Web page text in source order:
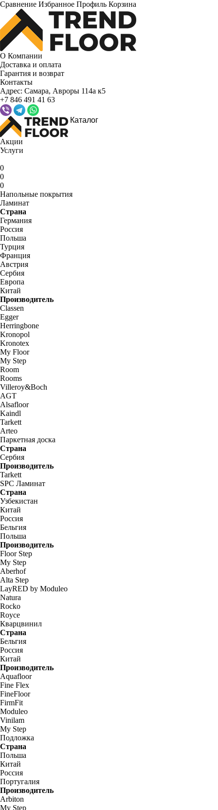
Сравнение Избранное Профиль Корзина
О Компании
Доставка и оплата
Гарантия и возврат
Контакты
Адрес: Самара, Авроры 114а к5
+7 846 491 41 63
Каталог
Акции
Услуги
0
0
0
Напольные покрытия
Ламинат
Страна
Германия
Россия
Польша
Турция
Франция
Австрия
Сербия
Европа
Китай
Производитель
Classen
Egger
Herringbone
Kronopol
Kronotex
My Floor
My Step
Room
Rooms
Villeroy&Boch
AGT
Alsafloor
Kaindl
Tarkett
Arteo
Паркетная доска
Страна
Сербия
Производитель
Tarkett
SPC Ламинат
Страна
Узбекистан
Китай
Россия
Бельгия
Польша
Производитель
Floor Step
My Step
Aberhof
Alta Step
LayRED by Moduleo
Natura
Rocko
Royce
Кварцвинил
Страна
Бельгия
Россия
Китай
Производитель
Aquafloor
Fine Flex
FineFloor
FirmFit
Moduleo
Vinilam
My Step
Подложка
Страна
Польша
Китай
Россия
Португалия
Производитель
Arbiton
My Step